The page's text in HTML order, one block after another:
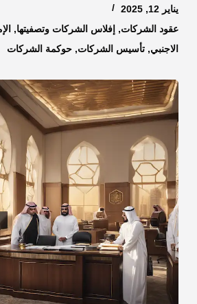
يناير 12, 2025
عقود الشركات, إفلاس الشركات وتصفيتها,
الاجنبي, تأسيس الشركات, حوكمة الشركات